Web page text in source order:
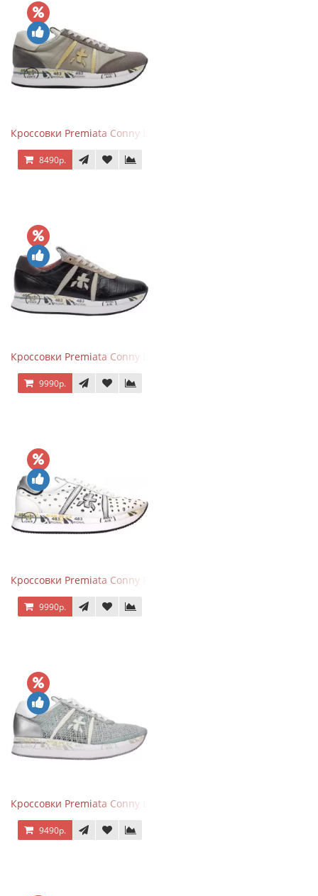
Кроссовки Premiata Conny Leather Beige
8490р.
Кроссовки Premiata Conny Leather Black Brown
9990р.
Кроссовки Premiata Conny Perforated White
9990р.
Кроссовки Premiata Conny Lace Blue Silver
9490р.